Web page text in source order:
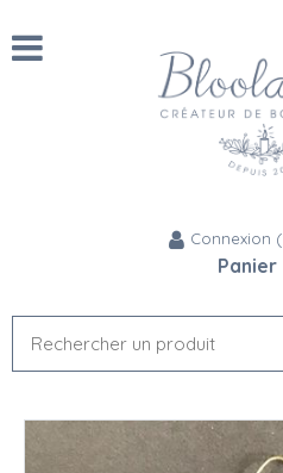
Connexion (
Panier